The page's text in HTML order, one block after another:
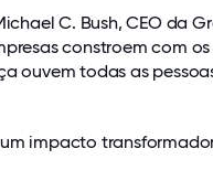
C. Bush, CEO da
constroem com os
ouvem todas as
impacto